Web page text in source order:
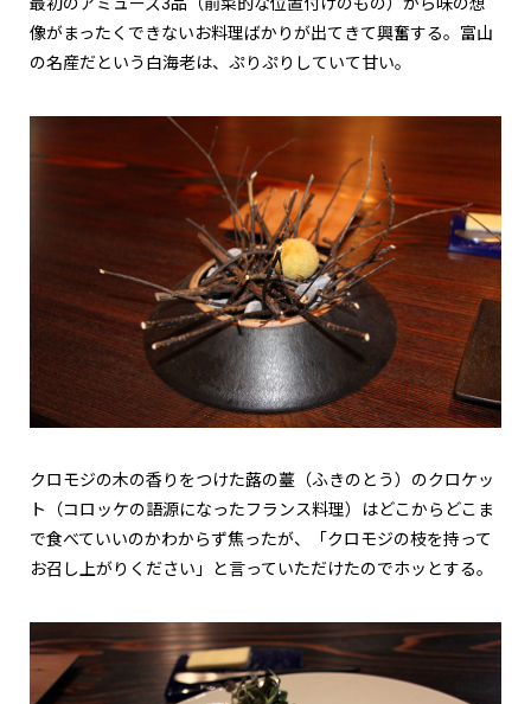
像がまったくできないお料理ばかりが出てきて興奮する。富山
の名産だという白海老は、ぷりぷりしていて甘い。
クロモジの木の香りをつけた蕗の薹（ふきのとう）のクロケッ
ト（コロッケの語源になったフランス料理）はどこからどこま
で食べていいのかわからず焦ったが、「クロモジの枝を持って
お召し上がりください」と言っていただけたのでホッとする。